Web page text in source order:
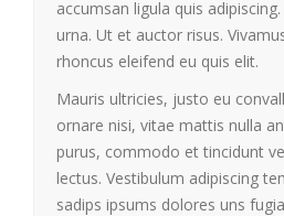
accumsan ligula quis
urna. Ut et auctor risus.
rhoncus eleifend eu quis elit.
Mauris ultricies, justo eu
ornare nisi, vitae mattis nulla
purus, commodo et tincidunt
lectus. Vestibulum adipiscing
sadips ipsums dolores uns